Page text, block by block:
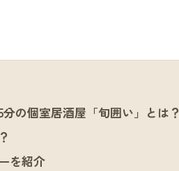
の個室居酒屋「旬囲い」とは？
を紹介